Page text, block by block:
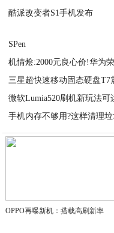
酷派改变者S1手机发布
SPen
机情烩:2000元良心价!华为
三星超快速移动固态硬盘T7
微软Lumia520刷机新玩法可
手机内存不够用?这样清理
OPPO再曝新机：搭载高刷新率